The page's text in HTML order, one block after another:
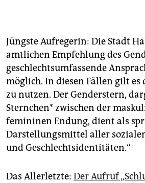
Jüngste Aufregerin: Die Stadt
amtlichen Empfehlung des
geschlechtsumfassende
möglich. In diesen Fällen gilt es
zu nutzen. Der Genderstern,
Sternchen* zwischen der
femininen Endung, dient als
Darstellungsmittel aller
und Geschlechtsidentitäten.“
Das Allerletzte: Der Aufruf